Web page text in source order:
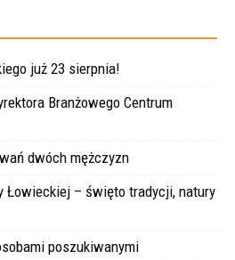
już 23 sierpnia!
Branżowego Centrum
dwóch mężczyzn
Łowieckiej – święto tradycji, natury
poszukiwanymi